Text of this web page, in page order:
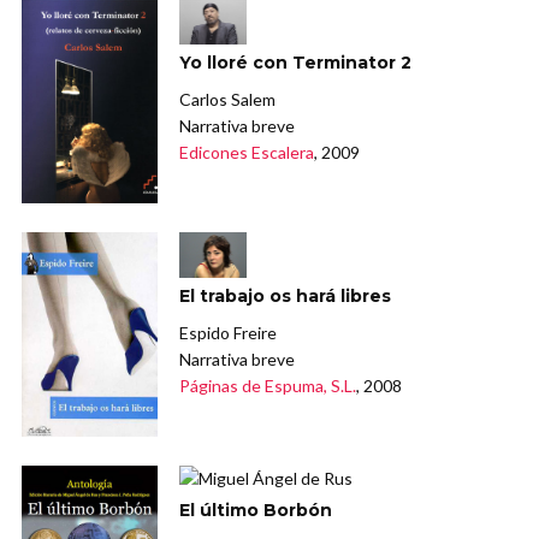
Yo lloré con Terminator 2
Carlos Salem
Narrativa breve
Edicones Escalera, 2009
El trabajo os hará libres
Espido Freire
Narrativa breve
Páginas de Espuma, S.L., 2008
El último Borbón